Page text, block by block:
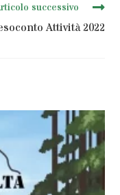
successivo
Attività 2022